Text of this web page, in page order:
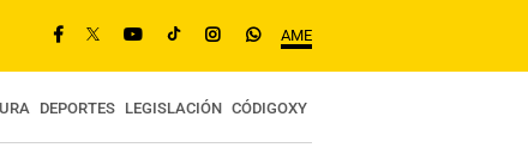
AME
DEPORTES LEGISLACIÓN CÓDIGOXY